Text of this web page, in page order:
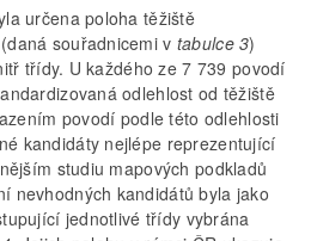
určena poloha těžiště
souřadnicemi v tabulce 3)
třídy. U každého ze 7 739 povodí
odlehlost od těžiště
povodí podle této odlehlosti
kandidáty nejlépe reprezentující
studiu mapových podkladů
nevhodných kandidátů byla jako
jednotlivé třídy vybrána